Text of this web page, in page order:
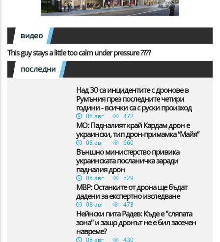
видео
This guy stays a little too calm under pressure ????
последни
Над 30 са инцидентите с дронове в
Румъния през последните четири
години - всички са с руски произход
08 авг 472
МО: Падналият край Кардам дрон е
украински, тип дрон-примамка “Майя”
08 авг 660
Външно министерство привика
украинската посланичка заради
падналия дрон
08 авг 529
МВР: Останките от дрона ще бъдат
дадени за експертно изследване
08 авг 473
Нейнски пита Радев: Къде е "сляпата
зона" и защо дронът не е бил засечен
навреме?
08 авг 430